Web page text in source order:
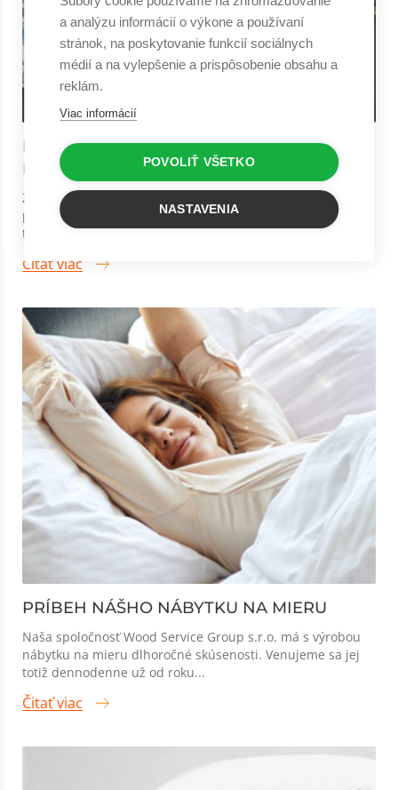
NETRADIČNÉ PAPLÓNY A PREHOZY S
NAŠITÝMI OBLIEČKAMI
Žiadna posteľ sa nezaobíde bez kvalitného paplónu či
prehozu. Aj tieto doplnky sa počas spánku podieľajú na
tvorbe toho najväčšieho pohod...
Čitať viac
PRÍBEH NÁŠHO NÁBYTKU NA MIERU
Naša spoločnosť Wood Service Group s.r.o. má s výrobou
nábytku na mieru dlhoročné skúsenosti. Venujeme sa jej
totiž dennodenne už od roku...
Čitať viac
a analýzu informácií o výkone a používaní
stránok, na poskytovanie funkcií sociálnych
médií a na vylepšenie a prispôsobenie obsahu a
reklám.
Viac informácií
POVOLIŤ VŠETKO
NASTAVENIA